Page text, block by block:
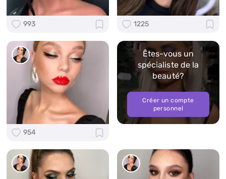
993 1225
954
Êtes-vous un
spécialiste de la
beauté?
Créer un compte
personnel